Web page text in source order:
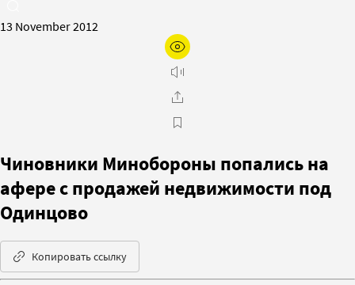
13 November 2012
Чиновники Минобороны попались на
афере с продажей недвижимости под
Одинцово
Копировать ссылку